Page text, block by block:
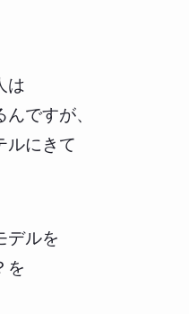
は
ですが、
ルにきて
デルを
を